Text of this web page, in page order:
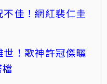
佳！網紅裴仁圭
！歌神許冠傑曬